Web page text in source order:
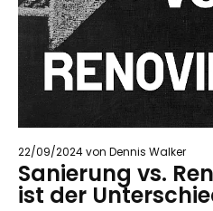
22/09/2024von Dennis Walker
Sanierung vs.
ist der